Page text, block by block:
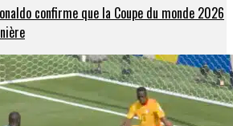
confirme que la Coupe du monde 2026